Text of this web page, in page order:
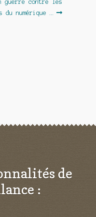
guerre contre les
du numérique …
de
: